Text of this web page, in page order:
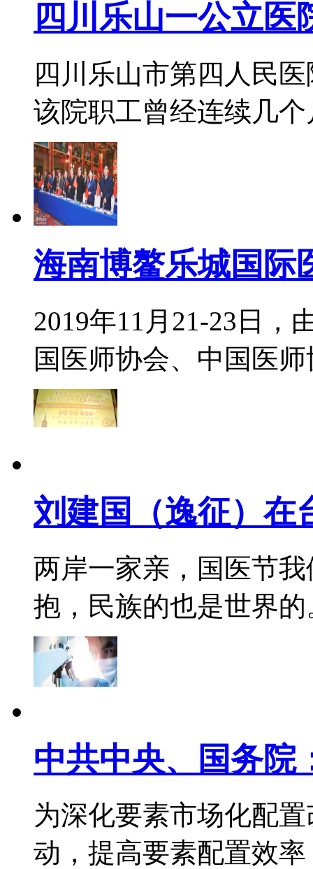
四川乐山一公立医
四川乐山市第四人民
该院职工曾经连续几个
海南博鳌乐城国际
2019年11月21-23日，
国医师协会、中国医
刘建国（逸征）在
两岸一家亲，国医节
抱，民族的也是世界的
中共中央、国务院
为深化要素市场化配
动，提高要素配置效